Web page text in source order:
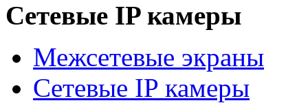
Сетевые IP камеры
Межсетевые экраны
Сетевые IP камеры